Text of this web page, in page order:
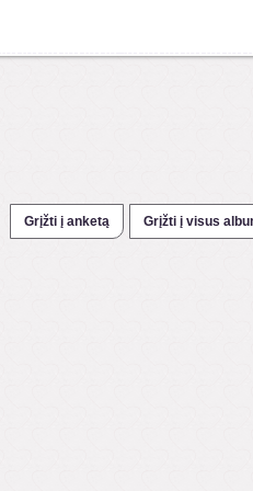
Grįžti į anketą Grįžti į visus